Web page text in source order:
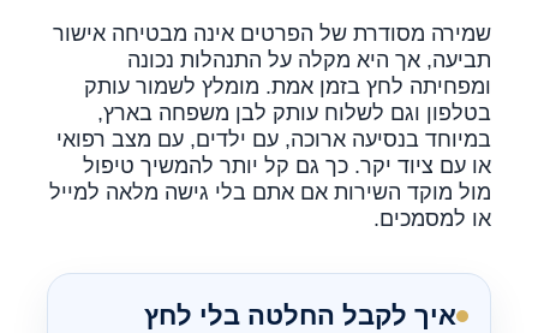
שמירה מסודרת של הפרטים אינה מבטיחה אישור
תביעה, אך היא מקלה על התנהלות נכונה
ומפחיתה לחץ בזמן אמת. מומלץ לשמור עותק
בטלפון וגם לשלוח עותק לבן משפחה בארץ,
במיוחד בנסיעה ארוכה, עם ילדים, עם מצב רפואי
או עם ציוד יקר. כך גם קל יותר להמשיך טיפול
מול מוקד השירות אם אתם בלי גישה מלאה למייל
או למסמכים.
איך לקבל החלטה בלי לחץ